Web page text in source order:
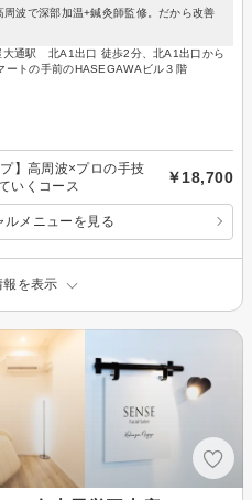
波で深部加温+鍼灸師監修。だから改善
大通駅 北A1出口 徒歩2分、北A1出口から
ートの手前のHASEGAWAビル３階
】高周波×プロの手技
いくコース
￥18,700
ルメニューを見る
報を表示